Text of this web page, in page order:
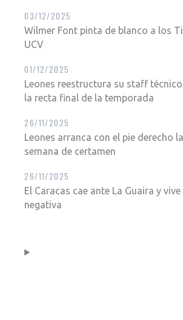
Wilmer Font pinta de blanco a los
UCV
03/12/2025
Leones reestructura su staff
la recta final de la temporada
01/12/2025
Leones arranca con el pie derecho
semana de certamen
26/11/2025
El Caracas cae ante La Guaira y
negativa
26/11/2025